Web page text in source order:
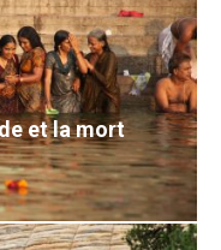
et la mort